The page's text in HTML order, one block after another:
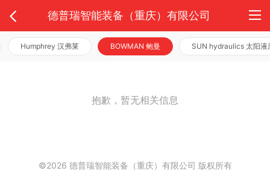
德普瑞智能装备（重庆）有限公司
Humphrey 汉弗莱 BOWMAN 鲍曼 SUN hydraulics 太阳液
抱歉，暂无相关信息
©2026 德普瑞智能装备（重庆）有限公司 版权所有